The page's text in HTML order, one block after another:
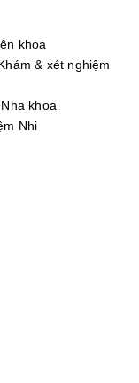
khoa
& xét nghiệm
khoa
Nhi